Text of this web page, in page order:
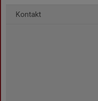
Kontakt